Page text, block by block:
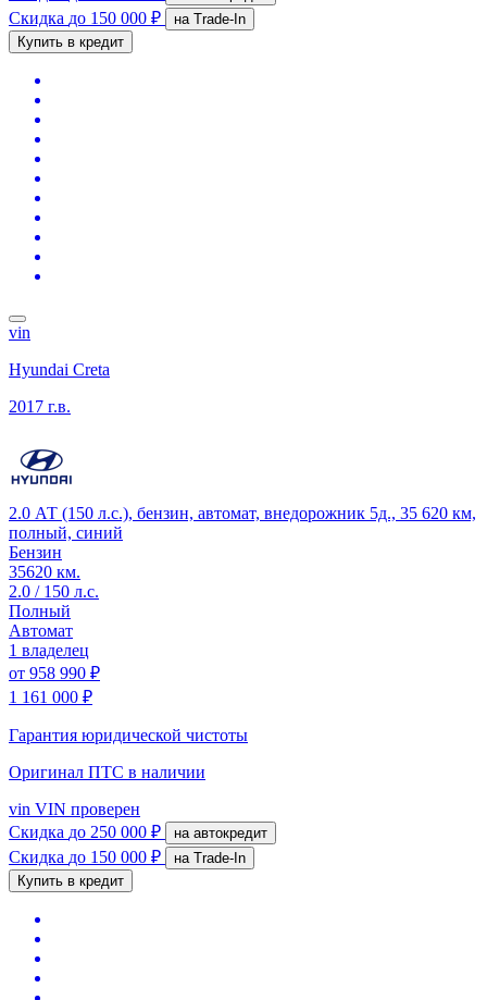
Скидка до 150 000 ₽
на Trade-In
Купить в кредит
vin
Hyundai Creta
2017 г.в.
2.0 АТ (150 л.с.), бензин, автомат, внедорожник 5д., 35 620 км,
полный, синий
Бензин
35620 км.
2.0 / 150 л.с.
Полный
Автомат
1 владелец
от 958 990 ₽
1 161 000 ₽
Гарантия юридической чистоты
Оригинал ПТС в наличии
vin VIN проверен
Скидка до 250 000 ₽ на автокредит
Скидка до 150 000 ₽
на Trade-In
Купить в кредит